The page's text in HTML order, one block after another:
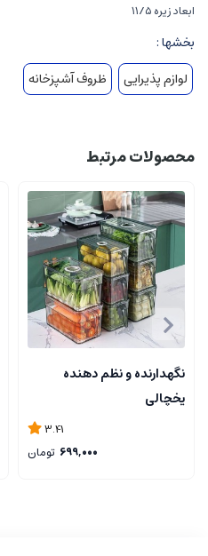
ابعاد زیره ۱۱/۵
بخشها :
لوازم پذیرایی
ظروف آشپزخانه
محصولات مرتبط
نگهدارنده و نظم دهنده
یخچالی
3.41
699,000 تومان